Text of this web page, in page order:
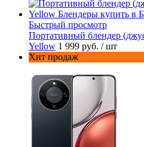
Быстрый просмотр
Портативный блендер
Yellow 1 999 руб. / шт
Хит продаж